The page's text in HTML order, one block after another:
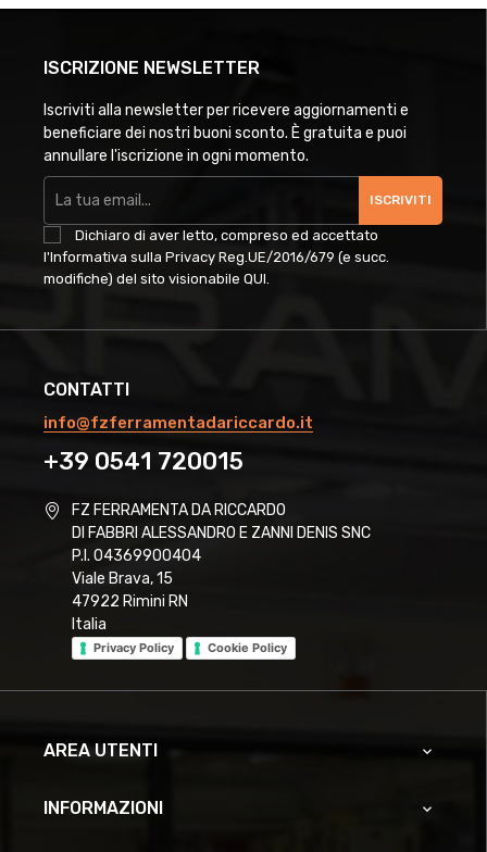
ISCRIZIONE NEWSLETTER
Iscriviti alla newsletter per ricevere aggiornamenti e
beneficiare dei nostri buoni sconto. È gratuita e puoi
annullare l'iscrizione in ogni momento.
ISCRIVITI
Dichiaro di aver letto, compreso ed accettato
l'Informativa sulla Privacy Reg.UE/2016/679 (e succ.
modifiche) del sito visionabile QUI
CONTATTI
info@fzferramentadariccardo.it
+39 0541 720015
FZ FERRAMENTA DA RICCARDO
DI FABBRI ALESSANDRO E ZANNI DENIS SNC
P.I. 04369900404
Viale Brava, 15
47922 Rimini RN
Italia
Privacy Policy Cookie Policy
AREA UTENTI 
INFORMAZIONI 